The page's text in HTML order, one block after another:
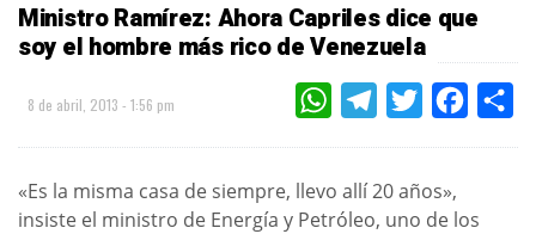
Ministro Ramírez: Ahora Capriles dice que
soy el hombre más rico de Venezuela
8 de abril, 2013 - 1:56 pm WHATSAPPTELEGRAMTWITTER
«Es la misma casa de siempre, llevo allí 20 años»,
insiste el ministro de Energía y Petróleo, uno de los